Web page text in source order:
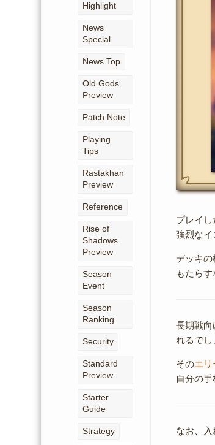
プレイ
強烈なイ
デッキ
もたら
長期戦向
れるでし
そのエ
自分の
なお、
Highlight
News
Special
News Top
Old Gods
Preview
Patch Note
Playing
Tips
Rastakhan
Preview
Reference
Rise of
Shadows
Preview
Season
Event
Season
Ranking
Security
Standard
Preview
Starter
Guide
Strategy